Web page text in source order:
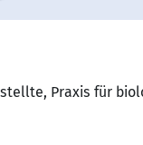
Praxis für